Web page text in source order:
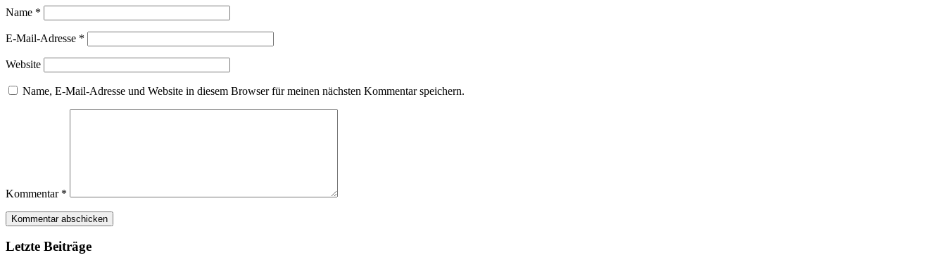
Name *
E-Mail-Adresse *
Website
Name, E-Mail-Adresse und Website in diesem Browser für meinen nächsten Kommentar speichern.
Kommentar *
Letzte Beiträge